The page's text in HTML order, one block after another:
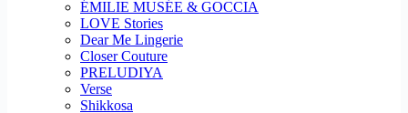
ÉMILIE MUSÉE & GOCCIA
LOVE Stories
Dear Me Lingerie
Closer Couture
PRELUDIYA
Verse
Shikkosa